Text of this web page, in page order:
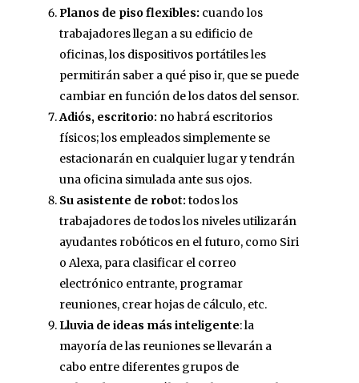
Planos de piso flexibles: cuando los
trabajadores llegan a su edificio de
oficinas, los dispositivos portátiles les
permitirán saber a qué piso ir, que se puede
cambiar en función de los datos del sensor.
Adiós, escritorio: no habrá escritorios
físicos; los empleados simplemente se
estacionarán en cualquier lugar y tendrán
una oficina simulada ante sus ojos.
Su asistente de robot: todos los
trabajadores de todos los niveles utilizarán
ayudantes robóticos en el futuro, como Siri
o Alexa, para clasificar el correo
electrónico entrante, programar
reuniones, crear hojas de cálculo, etc.
Lluvia de ideas más inteligente: la
mayoría de las reuniones se llevarán a
cabo entre diferentes grupos de